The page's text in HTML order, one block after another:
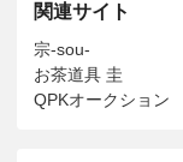
関連サイト
宗-sou-
お茶道具 圭
QPKオークション